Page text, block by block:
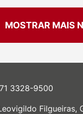
MOSTRAR MAIS
3328-9500
Filgueiras,